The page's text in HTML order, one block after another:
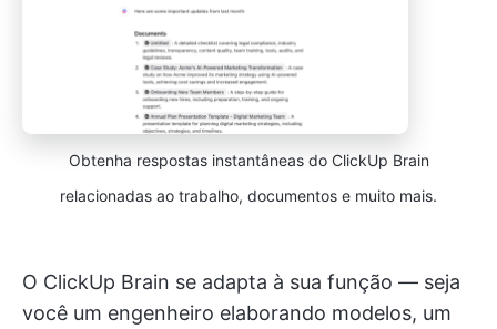
Obtenha respostas instantâneas do ClickUp Brain
relacionadas ao trabalho, documentos e muito mais.
O ClickUp Brain se adapta à sua função — seja
você um engenheiro elaborando modelos, um